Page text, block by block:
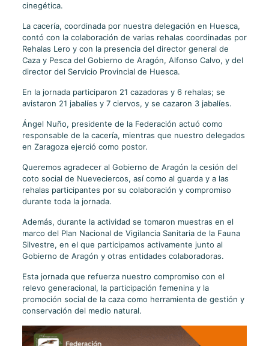
cinegética.
La cacería, coordinada por nuestra delegación en Huesca,
contó con la colaboración de varias rehalas coordinadas por
Rehalas Lero y con la presencia del director general de
Caza y Pesca del Gobierno de Aragón, Alfonso Calvo, y del
director del Servicio Provincial de Huesca.
En la jornada participaron 21 cazadoras y 6 rehalas; se
avistaron 21 jabalíes y 7 ciervos, y se cazaron 3 jabalíes.
Ángel Nuño, presidente de la Federación actuó como
responsable de la cacería, mientras que nuestro delegados
en Zaragoza ejerció como postor.
Queremos agradecer al Gobierno de Aragón la cesión del
coto social de Nueveciercos, así como al guarda y a las
rehalas participantes por su colaboración y compromiso
durante toda la jornada.
Además, durante la actividad se tomaron muestras en el
marco del Plan Nacional de Vigilancia Sanitaria de la Fauna
Silvestre, en el que participamos activamente junto al
Gobierno de Aragón y otras entidades colaboradoras.
Esta jornada que refuerza nuestro compromiso con el
relevo generacional, la participación femenina y la
promoción social de la caza como herramienta de gestión y
conservación del medio natural.